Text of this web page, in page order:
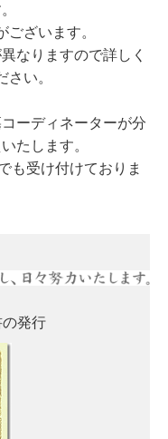
ございます。
なりますので詳しく
さい。
ーディネーターが分
たします。
も受け付けておりま
発行